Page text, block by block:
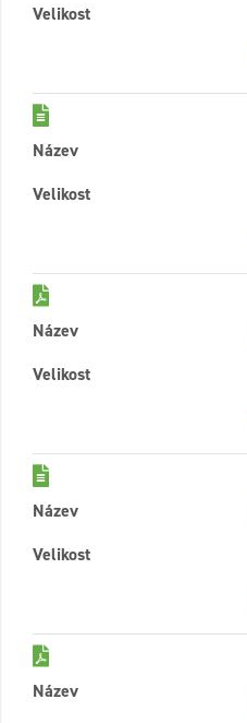
Velikost
Název
Velikost
Název
Velikost
Název
Velikost
Název